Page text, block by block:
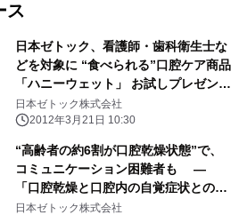
ス
日本ゼトック、看護師・歯科衛生士な
どを対象に “食べられる”口腔ケア商品
「ハニーウェット」 お試しプレゼント
キャンペーン実施
日本ゼトック株式会社
2012年3月21日 10:30
“高齢者の約6割が口腔乾燥状態”で、
コミュニケーション困難者も ―
「口腔乾燥と口腔内の自覚症状との関
連性」調査を報告 ―
日本ゼトック株式会社